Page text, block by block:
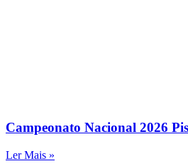
Campeonato Nacional 2026
Ler Mais »